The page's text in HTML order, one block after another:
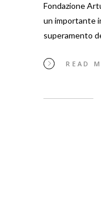
Fondazione
un importante
superamento
READ